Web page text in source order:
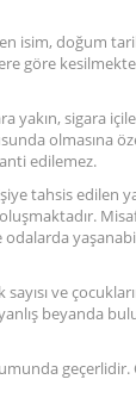
isim, doğum
göre
yakın, sigara
olmasına
edilemez.
tahsis
ve
beyanda